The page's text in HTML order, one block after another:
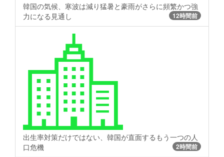
韓国の気候、寒波は減り猛暑と豪雨がさらに頻繁かつ強
力になる見通し
12時間前
出生率対策だけではない、韓国が直面するもう一つの人
口危機
2時間前